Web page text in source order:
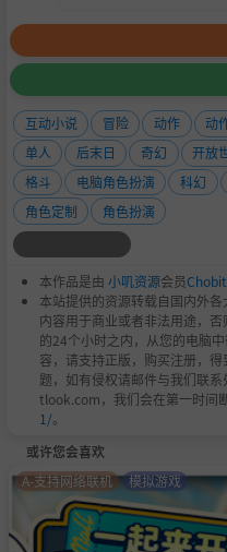
互动小说 冒险 动作 动
单人
后末日 奇幻 开放
格斗
电脑角色扮演 科幻
角色定制
角色扮演
本作品是由 小叽资源会员
本站提供的资源转载自国内外
内容用于商业或者非法用途，
的24个小时之内，从您的电脑
容，请支持正版，购买注册，
题，如有侵权请邮件与我们联
tlook.com，我们会在第一时间
1/。
或许您会喜欢
A-支持网络联机 模拟游戏